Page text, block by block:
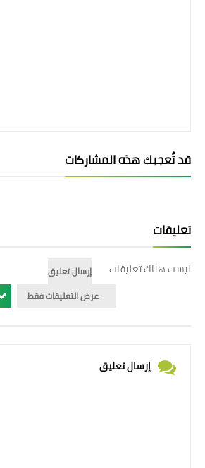
قد تُعجبك هذه المشاركات
تعليقات
ليست هناك تعليقات
إرسال تعليق
عرض التعليقات فقط
إرسال تعليق